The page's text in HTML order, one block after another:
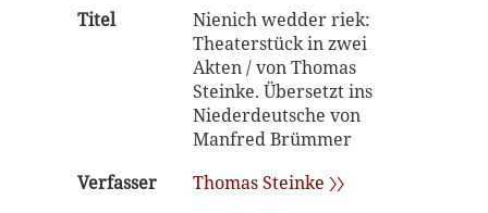
Titel
Nienich wedder riek:
Theaterstück in zwei
Akten / von Thomas
Steinke. Übersetzt ins
Niederdeutsche von
Manfred Brümmer
Verfasser
Thomas Steinke 〉〉